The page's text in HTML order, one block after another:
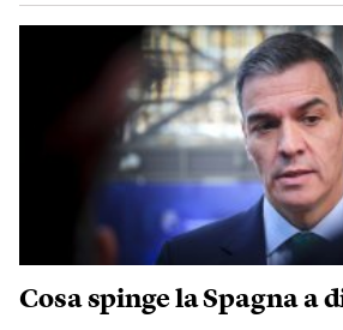
Cosa spinge la Spagna a